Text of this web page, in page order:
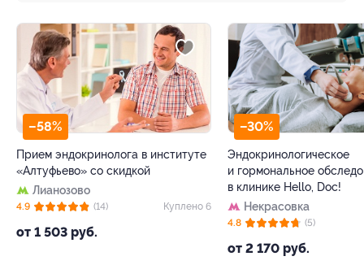
–58%
Прием эндокринолога в институте
«Алтуфьево» со скидкой
Лианозово
от 1 503 руб.
4.9 (14) Куплено 6
–30%
Эндокринологическое
и гормональное
в клинике Hello, Doc!
Некрасовка
от 2 170 руб.
4.8 (5)